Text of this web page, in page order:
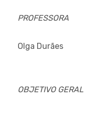
PROFESSORA
Olga Durães
OBJETIVO GERAL